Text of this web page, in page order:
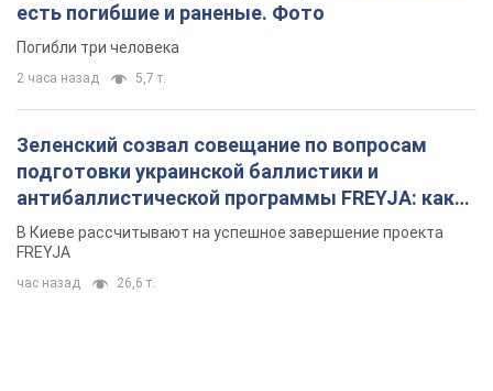
есть погибшие и раненые. Фото
Погибли три человека
2 часа назад 5,7 т.
Зеленский созвал совещание по вопросам
подготовки украинской баллистики и
антибаллистической программы FREYJA: какие
решения готовятся
В Киеве рассчитывают на успешное завершение проекта
FREYJA
час назад 26,6 т.